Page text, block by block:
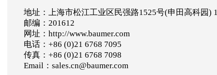
地址：上海市松江工业区民强路1525号(申田高科园)
邮编：201612
网址：http://www.baumer.com
电话：+86 (0)21 6768 7095
传真：+86 (0)21 6768 7098
Email：sales.cn@baumer.com